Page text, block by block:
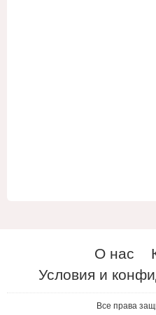
О нас
Условия и
Все права
ES